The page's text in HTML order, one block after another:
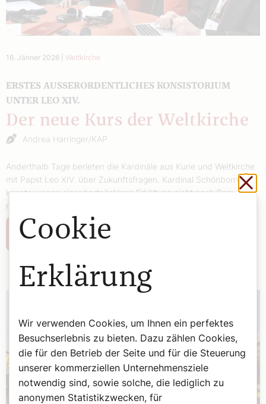
16. Jänner 2026 Weltkirche
ERSTES AUSSERORDENTLICHES KONSISTORIUM U
NTER LEO XIV.
Der neue Kurs der Weltkirche
Andrea Harringer/KAP
Anderthalb Tage berieten die Kardinäle aus Kurie und Weltkirche
mit Papst Leo XIV. über Zukunftsfragen. Kardinal Schönborn
konnte wegen einer hartnäckigen Erkältung nicht nach Rom
reisen.
Weiterlesen
Cookie
Erklärung
Wir verwenden Cookies, um Ihnen ein perfektes
Besuchserlebnis zu bieten. Dazu zählen Cookies,
die für den Betrieb der Seite und für die Steuerung
unserer kommerziellen Unternehmensziele
notwendig sind, sowie solche, die lediglich zu
anonymen Statistikzwecken, für